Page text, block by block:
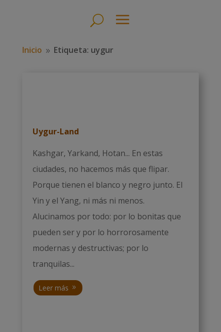
Inicio 9 Etiqueta: uygur
Uygur-Land
Kashgar, Yarkand, Hotan... En estas
ciudades, no hacemos más que flipar.
Porque tienen el blanco y negro junto. El
Yin y el Yang, ni más ni menos.
Alucinamos por todo: por lo bonitas que
pueden ser y por lo horrorosamente
modernas y destructivas; por lo
tranquilas...
Leer más